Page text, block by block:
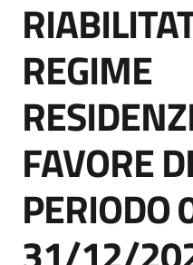
Piattaforme
telematiche
English
site
REGIME
FAVORE